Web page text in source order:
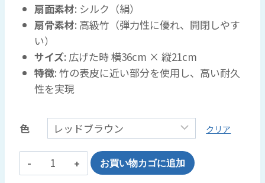
扇面素材: シルク（絹）
扇骨素材: 高級竹（弾力性に優れ、開閉しやす
い）
サイズ: 広げた時 横36cm × 縦21cm
特徴: 竹の表皮に近い部分を使用し、高い耐久
性を実現
色 クリア
級
お買い物カゴに追加